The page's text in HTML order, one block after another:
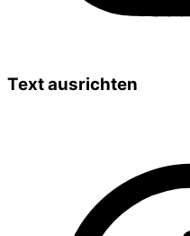
Text ausrichten